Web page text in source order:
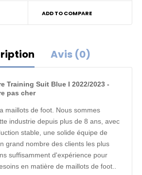
ADD TO COMPARE
Avis (0)
Training Suit Blue I 2022/2023 -
pas cher
maillots de foot. Nous sommes
industrie depuis plus de 8 ans, avec
stable, une solide équipe de
grand nombre des clients les plus
suffisamment d'expérience pour
en matière de maillots de foot..